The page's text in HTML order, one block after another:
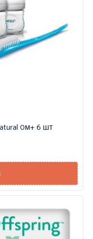
0м+ 6 шт